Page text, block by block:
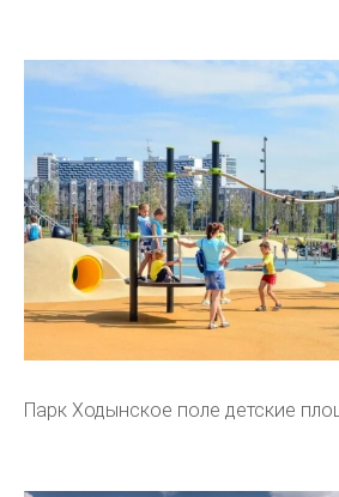
Парк Ходынское поле детские